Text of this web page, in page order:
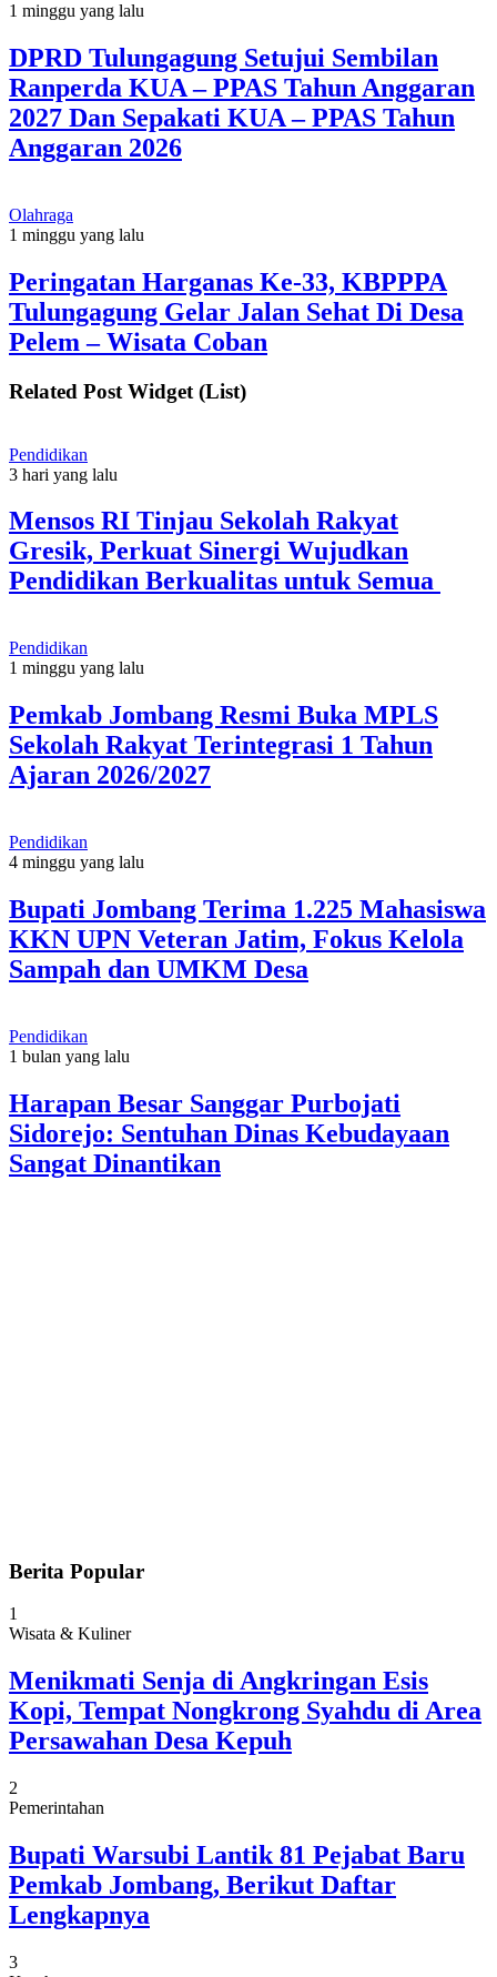
1 minggu yang lalu
DPRD Tulungagung Setujui Sembilan
Ranperda KUA – PPAS Tahun Anggaran
2027 Dan Sepakati KUA – PPAS Tahun
Anggaran 2026
Olahraga
1 minggu yang lalu
Peringatan Harganas Ke-33, KBPPPA
Tulungagung Gelar Jalan Sehat Di Desa
Pelem – Wisata Coban
Related Post Widget (List)
Pendidikan
3 hari yang lalu
Mensos RI Tinjau Sekolah Rakyat
Gresik, Perkuat Sinergi Wujudkan
Pendidikan Berkualitas untuk Semua
Pendidikan
1 minggu yang lalu
Pemkab Jombang Resmi Buka MPLS
Sekolah Rakyat Terintegrasi 1 Tahun
Ajaran 2026/2027
Pendidikan
4 minggu yang lalu
Bupati Jombang Terima 1.225 Mahasiswa
KKN UPN Veteran Jatim, Fokus Kelola
Sampah dan UMKM Desa
Pendidikan
1 bulan yang lalu
Harapan Besar Sanggar Purbojati
Sidorejo: Sentuhan Dinas Kebudayaan
Sangat Dinantikan
Berita Popular
1
Wisata & Kuliner
Menikmati Senja di Angkringan Esis
Kopi, Tempat Nongkrong Syahdu di Area
Persawahan Desa Kepuh
2
Pemerintahan
Bupati Warsubi Lantik 81 Pejabat Baru
Pemkab Jombang, Berikut Daftar
Lengkapnya
3